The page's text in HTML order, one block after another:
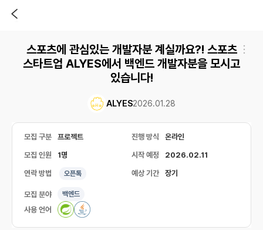
스포츠에 관심있는 개발자분 계실까요?! 스포츠
스타트업 ALYES에서 백엔드 개발자분을 모시고
있습니다!
ALYES2026.01.28
모집 구분 프로젝트 진행 방식 온라인
모집 인원 1명 시작 예정 2026.02.11
연락 방법 오픈톡 예상 기간 장기
모집 분야 백엔드
사용 언어